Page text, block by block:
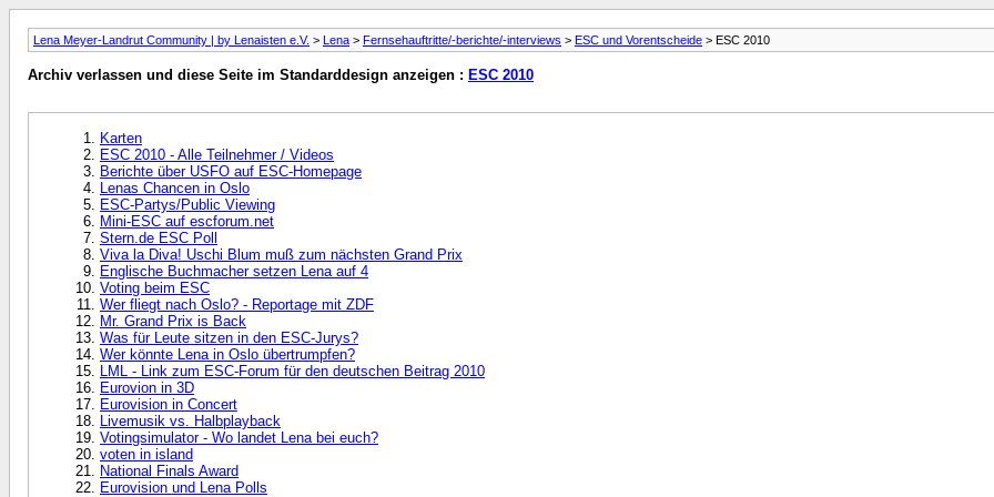
Lena Meyer-Landrut Community | by Lenaisten e.V. > Lena > Fernsehauftritte/-berichte/-interviews > ESC und Vorentscheide > ESC 2010
Archiv verlassen und diese Seite im Standarddesign anzeigen : ESC 2010
Karten
ESC 2010 - Alle Teilnehmer / Videos
Berichte über USFO auf ESC-Homepage
Lenas Chancen in Oslo
ESC-Partys/Public Viewing
Mini-ESC auf escforum.net
Stern.de ESC Poll
Viva la Diva! Uschi Blum muß zum nächsten Grand Prix
Englische Buchmacher setzen Lena auf 4
Voting beim ESC
Wer fliegt nach Oslo? - Reportage mit ZDF
Mr. Grand Prix is Back
Was für Leute sitzen in den ESC-Jurys?
Wer könnte Lena in Oslo übertrumpfen?
LML - Link zum ESC-Forum für den deutschen Beitrag 2010
Eurovion in 3D
Eurovision in Concert
Livemusik vs. Halbplayback
Votingsimulator - Wo landet Lena bei euch?
voten in island
National Finals Award
Eurovision und Lena Polls